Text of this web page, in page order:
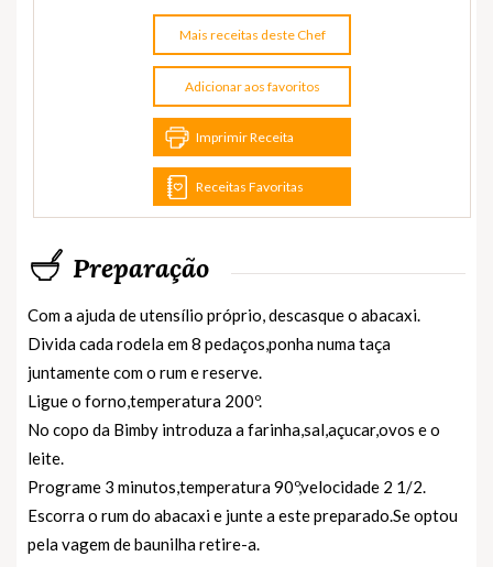
Mais receitas deste Chef
Adicionar aos favoritos
Imprimir Receita
Receitas Favoritas
Preparação
Com a ajuda de utensílio próprio, descasque o abacaxi.
Divida cada rodela em 8 pedaços,ponha numa taça
juntamente com o rum e reserve.
Ligue o forno,temperatura 200º.
No copo da Bimby introduza a farinha,sal,açucar,ovos e o
leite.
Programe 3 minutos,temperatura 90º,velocidade 2 1/2.
Escorra o rum do abacaxi e junte a este preparado.Se optou
pela vagem de baunilha retire-a.